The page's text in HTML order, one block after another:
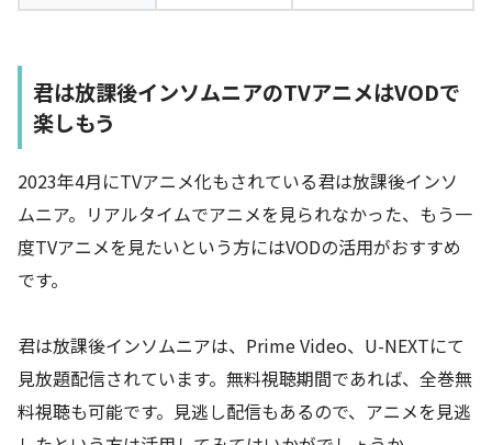
君は放課後インソムニアのTVアニメはVODで
楽しもう
2023年4月にTVアニメ化もされている君は放課後インソ
ムニア。リアルタイムでアニメを見られなかった、もう一
度TVアニメを見たいという方にはVODの活用がおすすめ
です。
君は放課後インソムニアは、Prime Video、U-NEXTにて
見放題配信されています。無料視聴期間であれば、全巻無
料視聴も可能です。見逃し配信もあるので、アニメを見逃